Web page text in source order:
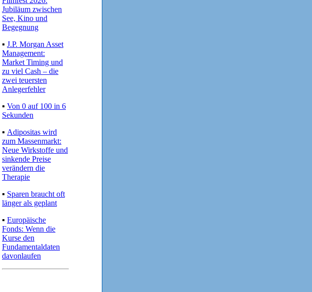
Jubiläum zwischen
See, Kino und
Begegnung
▪ J.P. Morgan Asset
Management:
Market Timing und
zu viel Cash – die
zwei teuersten
Anlegerfehler
▪ Von 0 auf 100 in 6
Sekunden
▪ Adipositas wird
zum Massenmarkt:
Neue Wirkstoffe und
sinkende Preise
verändern die
Therapie
▪ Sparen braucht oft
länger als geplant
▪ Europäische
Fonds: Wenn die
Kurse den
Fundamentaldaten
davonlaufen